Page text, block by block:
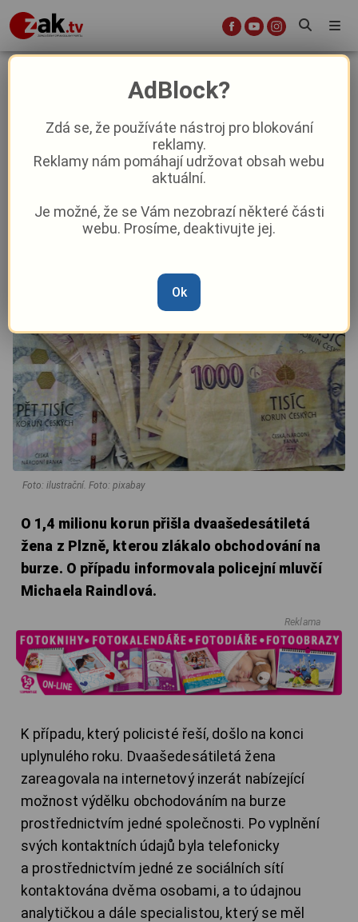
Chtěla obchodovat na burze,
naletěla podvodníkům. Žena přišla
o 1,4 milionu
Krimi
Marie Osvaldová –10. 2. 2025|10:34
Foto: ilustrační. Foto: pixabay
O 1,4 milionu korun přišla dvaašedesátiletá
žena z Plzně, kterou zlákalo obchodování na
burze. O případu informovala policejní mluvčí
Michaela Raindlová.
Reklama
K případu, který policisté řeší, došlo na konci
uplynulého roku. Dvaašedesátiletá žena
zareagovala na internetový inzerát nabízející
možnost výdělku obchodováním na burze
prostřednictvím jedné společnosti. Po vyplnění
svých kontaktních údajů byla telefonicky
a prostřednictvím jedné ze sociálních sítí
kontaktována dvěma osobami, a to údajnou
analytičkou a dále specialistou, který se měl
AdBlock?
Zdá se, že používáte nástroj pro blokování
reklamy.
Reklamy nám pomáhají udržovat obsah webu
aktuální.
Je možné, že se Vám nezobrazí některé části
webu. Prosíme, deaktivujte jej.
Ok